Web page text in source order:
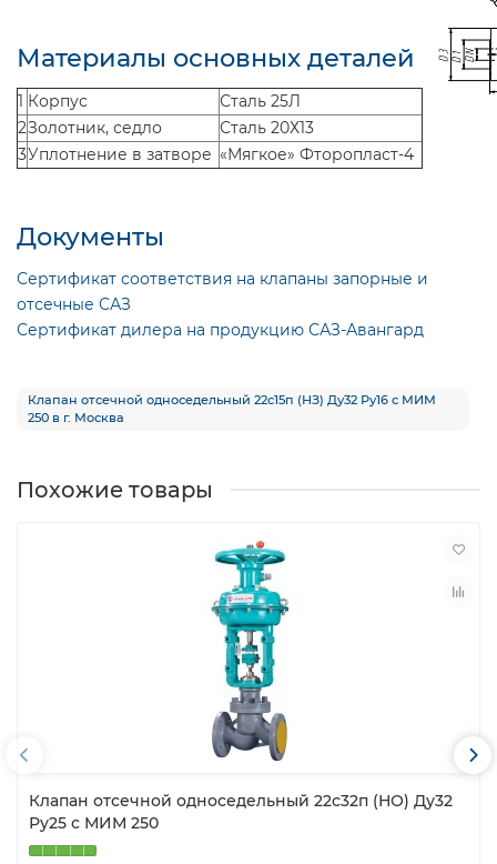
Материалы основных деталей
1 Корпус
Сталь 25Л
2Золотник, седло
Сталь 20Х13
3Уплотнение в затворе «Мягкое» Фторопласт-4
Документы
Сертификат соответствия на клапаны запорные и
отсечные САЗ
Сертификат дилера на продукцию САЗ-Авангард
Клапан отсечной односедельный 22с15п (НЗ) Ду32 Ру16 с МИМ
250 в г. Москва
Похожие товары
Клапан отсечной односедельный 22с32п (НО) Ду32
Ру25 с МИМ 250